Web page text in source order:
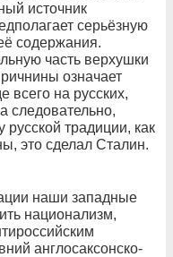
источник
серьёзную
содержания.
часть верхушки
означает
всего на русских,
следовательно,
русской традиции, как
это сделал Сталин.
наши западные
национализм,
англосаксонско-